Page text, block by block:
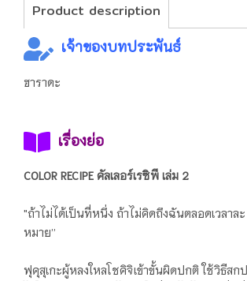
Product description
เจ้าของบทประพันธ์
ฮาราดะ
เรื่องย่อ
COLOR RECIPE คัลเลอร์เรซิพี เล่ม 2
"ถ้าไม่ได้เป็นที่หนึ่ง ถ้าไม่คิดถึงฉันตลอดเวลาล
หมาย”
ฟุคุสุเกะผู้หลงใหลโชคิจิเข้าขั้นผิดปกติ ใช้วิธีส